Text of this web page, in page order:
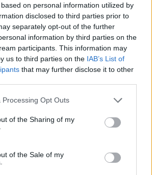
on personal information utilized by
disclosed to third parties prior to
separately opt-out of the further
information by third parties on the
participants. This information may
us to third parties on the IAB’s List of
that may further disclose it to other
website/app uses one or more Google
or usage behaviour. You may click to
to Google and its third-party tags to
specified purposes in below Google
Processing Opt Outs
of the Sharing of my
of the Sale of my
Olbia
Mercato Dell’olbia
Notizie Olbia
Olbia 2025-2026
Latte Dolce
Remus Bobocea
in tempo reale?
Entra nel canale telegram di
GalluraOggi.it
le tue segnalazioni,